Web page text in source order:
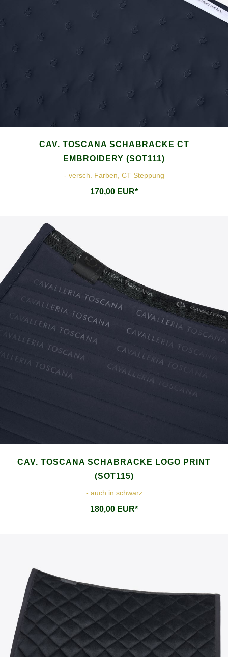
CAV. TOSCANA SCHABRACKE CT
EMBROIDERY (SOT111)
- versch. Farben, CT Steppung
170,00 EUR*
CAV. TOSCANA SCHABRACKE LOGO PRINT
(SOT115)
- auch in schwarz
180,00 EUR*